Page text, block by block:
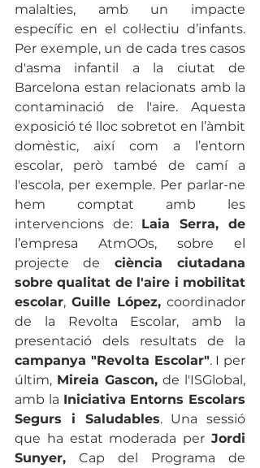
malalties, amb un impacte
específic en el col·lectiu d’infants.
Per exemple, un de cada tres casos
d'asma infantil a la ciutat de
Barcelona estan relacionats amb la
contaminació de l'aire. Aquesta
exposició té lloc sobretot en l’àmbit
domèstic, així com a l’entorn
escolar, però també de camí a
l'escola, per exemple. Per parlar-ne
hem comptat amb les
intervencions de: Laia Serra, de
l’empresa AtmOOs, sobre el
projecte de ciència ciutadana
sobre qualitat de l'aire i mobilitat
escolar, Guille López, coordinador
de la Revolta Escolar, amb la
campanya "Revolta Escolar". I per
últim, Mireia Gascon, de l'ISGlobal,
amb la Iniciativa Entorns Escolars
Segurs i Saludables. Una sessió
que ha estat moderada per Jordi
Sunyer, Cap del Programa de